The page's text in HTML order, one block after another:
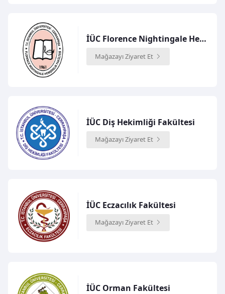
İÜC Florence Nightingale Hemşirelik Fakültesi
Mağazayı Ziyaret Et
İÜC Diş Hekimliği Fakültesi
Mağazayı Ziyaret Et
İÜC Eczacılık Fakültesi
Mağazayı Ziyaret Et
İÜC Orman Fakültesi